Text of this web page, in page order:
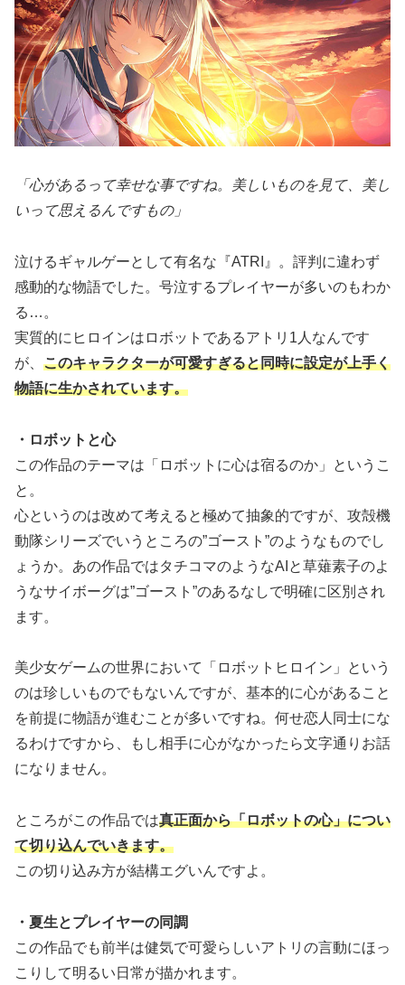
「心があるって幸せな事ですね。美しいものを見て、美し
いって思えるんですもの」
泣けるギャルゲーとして有名な『ATRI』。評判に違わず
感動的な物語でした。号泣するプレイヤーが多いのもわか
る…。
実質的にヒロインはロボットであるアトリ1人なんです
が、 このキャラクターが可愛すぎると同時に設定が上手く
物語に生かされています。
・ロボットと心
この作品のテーマは「ロボットに心は宿るのか」というこ
と。
心というのは改めて考えると極めて抽象的ですが、攻殻機
動隊シリーズでいうところの”ゴースト”のようなものでし
ょうか。あの作品ではタチコマのようなAIと草薙素子のよ
うなサイボーグは”ゴースト”のあるなしで明確に区別され
ます。
美少女ゲームの世界において「ロボットヒロイン」という
のは珍しいものでもないんですが、基本的に心があること
を前提に物語が進むことが多いですね。何せ恋人同士にな
るわけですから、もし相手に心がなかったら文字通りお話
になりません。
ところがこの作品では真正面から「ロボットの心」につい
て切り込んでいきます。
この切り込み方が結構エグいんですよ。
・夏生とプレイヤーの同調
この作品でも前半は健気で可愛らしいアトリの言動にほっ
こりして明るい日常が描かれます。